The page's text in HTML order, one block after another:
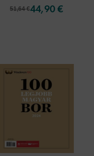
51,64 €44,90 €